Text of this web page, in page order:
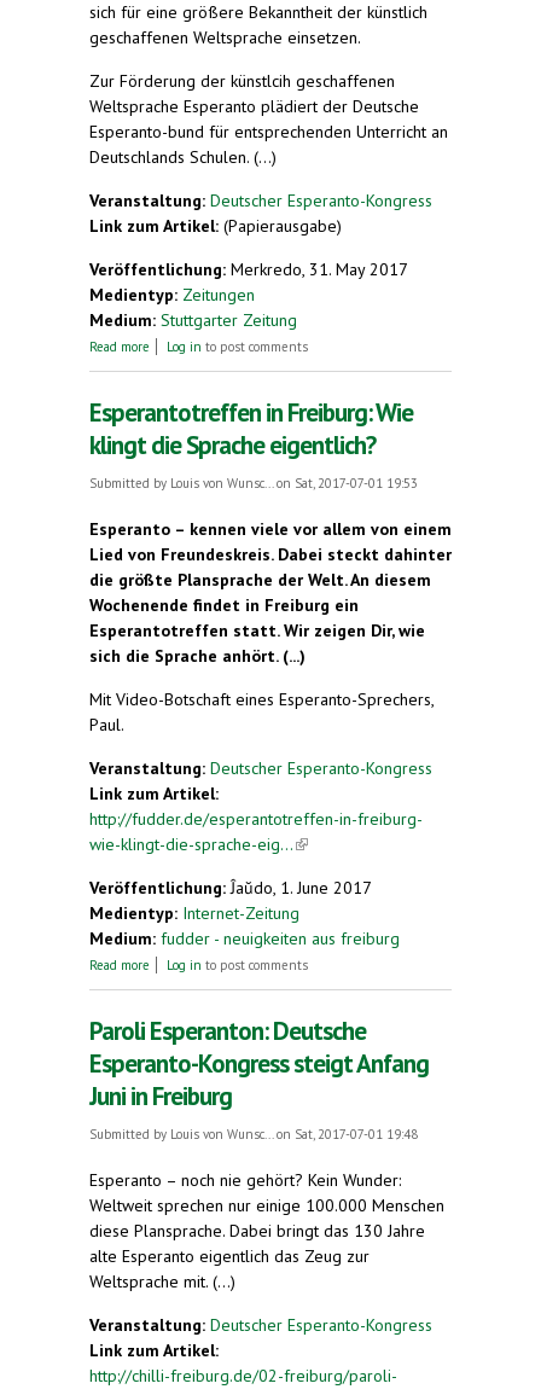
sich für eine größere Bekanntheit der künstlich
geschaffenen Weltsprache einsetzen.
Zur Förderung der künstlcih geschaffenen
Weltsprache Esperanto plädiert der Deutsche
Esperanto-bund für entsprechenden Unterricht an
Deutschlands Schulen. (...)
Veranstaltung: Deutscher Esperanto-Kongress
Link zum Artikel: (Papierausgabe)
Veröffentlichung: Merkredo, 31. May 2017
Medientyp: Zeitungen
Medium: Stuttgarter Zeitung
Read more about Schüler sollen mehr über Esperanto erfahren
Log in to post comments
Esperantotreffen in Freiburg: Wie
klingt die Sprache eigentlich?
Submitted by Louis von Wunsc...on Sat, 2017-07-01 19:53
Esperanto – kennen viele vor allem von einem
Lied von Freundeskreis. Dabei steckt dahinter
die größte Plansprache der Welt. An diesem
Wochenende findet in Freiburg ein
Esperantotreffen statt. Wir zeigen Dir, wie
sich die Sprache anhört. (...)
Mit Video-Botschaft eines Esperanto-Sprechers,
Paul.
Veranstaltung: Deutscher Esperanto-Kongress
Link zum Artikel:
http://fudder.de/esperantotreffen-in-freiburg-
wie-klingt-die-sprache-eig...(link is external)
Veröffentlichung:Ĵaŭdo, 1. June 2017
Medientyp: Internet-Zeitung
Medium: fudder - neuigkeiten aus freiburg
Read more about Esperantotreffen in Freiburg: Wie klingt die
Log in to post comments
Paroli Esperanton: Deutsche
Esperanto-Kongress steigt Anfang
Juni in Freiburg
Submitted by Louis von Wunsc...on Sat, 2017-07-01 19:48
Esperanto – noch nie gehört? Kein Wunder:
Weltweit sprechen nur einige 100.000 Menschen
diese Plansprache. Dabei bringt das 130 Jahre
alte Esperanto eigentlich das Zeug zur
Weltsprache mit. (...)
Veranstaltung: Deutscher Esperanto-Kongress
Link zum Artikel:
http://chilli-freiburg.de/02-freiburg/paroli-